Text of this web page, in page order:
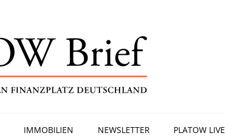
IMMOBILIEN NEWSLETTER PLATOW LIVE